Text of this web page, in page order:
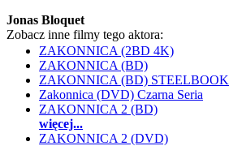
Jonas Bloquet
Zobacz inne filmy tego aktora:
ZAKONNICA (2BD 4K)
ZAKONNICA (BD)
ZAKONNICA (BD) STEELBOOK
Zakonnica (DVD) Czarna Seria
ZAKONNICA 2 (BD)
więcej...
ZAKONNICA 2 (DVD)